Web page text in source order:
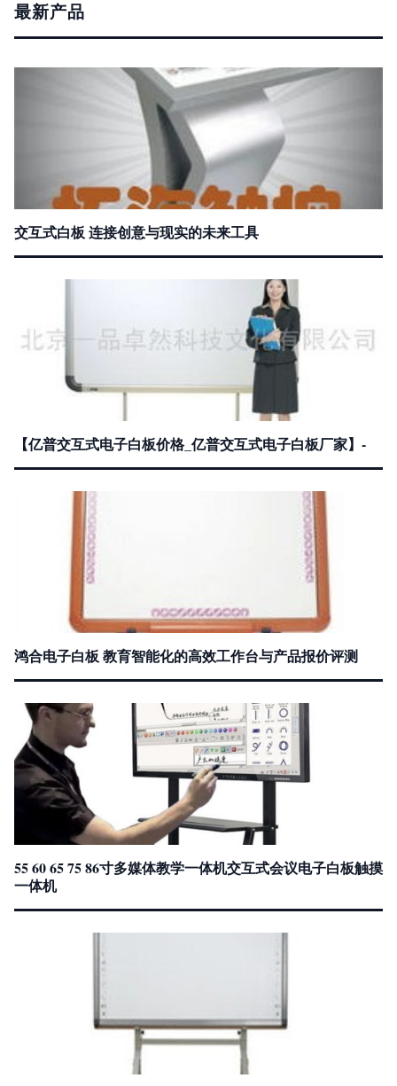
最新产品
交互式白板 连接创意与现实的未来工具
【亿普交互式电子白板价格_亿普交互式电子白板厂家】-
鸿合电子白板 教育智能化的高效工作台与产品报价评测
55 60 65 75 86寸多媒体教学一体机交互式会议电子白板触摸
一体机